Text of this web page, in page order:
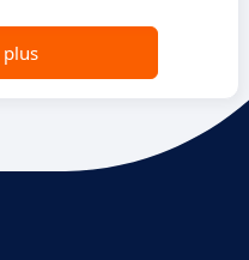
plus